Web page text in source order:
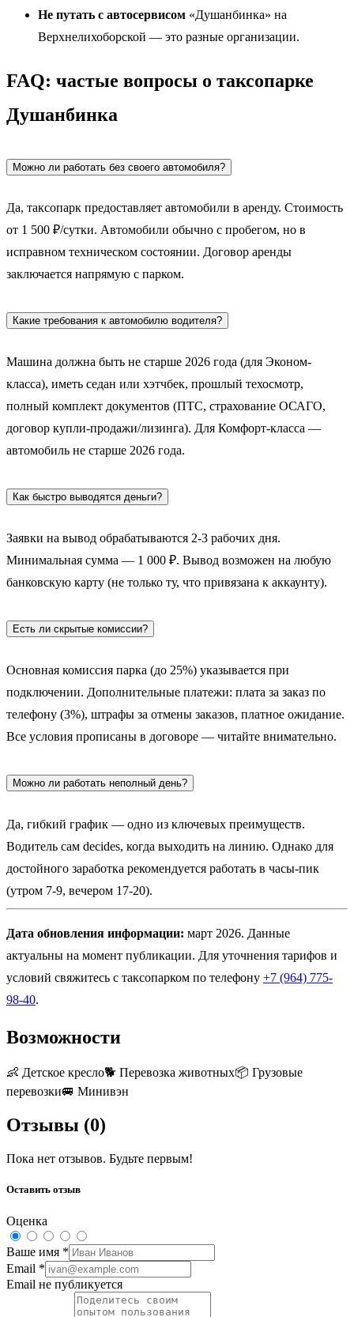
Не путать с автосервисом «Душанбинка» на
Верхнелихоборской — это разные организации.
FAQ: частые вопросы о таксопарке
Душанбинка
Можно ли работать без своего автомобиля?
Да, таксопарк предоставляет автомобили в аренду. Стоимость
от 1 500 ₽/сутки. Автомобили обычно с пробегом, но в
исправном техническом состоянии. Договор аренды
заключается напрямую с парком.
Какие требования к автомобилю водителя?
Машина должна быть не старше 2026 года (для Эконом-
класса), иметь седан или хэтчбек, прошлый техосмотр,
полный комплект документов (ПТС, страхование ОСАГО,
договор купли-продажи/лизинга). Для Комфорт-класса —
автомобиль не старше 2026 года.
Как быстро выводятся деньги?
Заявки на вывод обрабатываются 2-3 рабочих дня.
Минимальная сумма — 1 000 ₽. Вывод возможен на любую
банковскую карту (не только ту, что привязана к аккаунту).
Есть ли скрытые комиссии?
Основная комиссия парка (до 25%) указывается при
подключении. Дополнительные платежи: плата за заказ по
телефону (3%), штрафы за отмены заказов, платное ожидание.
Все условия прописаны в договоре — читайте внимательно.
Можно ли работать неполный день?
Да, гибкий график — одно из ключевых преимуществ.
Водитель сам decides, когда выходить на линию. Однако для
достойного заработка рекомендуется работать в часы-пик
(утром 7-9, вечером 17-20).
Дата обновления информации: март 2026. Данные
актуальны на момент публикации. Для уточнения тарифов и
условий свяжитесь с таксопарком по телефону +7 (964) 775-
98-40.
Возможности
👶 Детское кресло🐕 Перевозка животных📦 Грузовые
перевозки🚐 Минивэн
Отзывы (0)
Пока нет отзывов. Будьте первым!
Оставить отзыв
Оценка
Ваше имя *
Email *
Email не публикуется